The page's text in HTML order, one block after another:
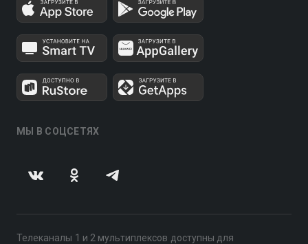
МЫ В СОЦСЕТЯХ
Телеканалы 1 и 2 мультиплексов доступны для